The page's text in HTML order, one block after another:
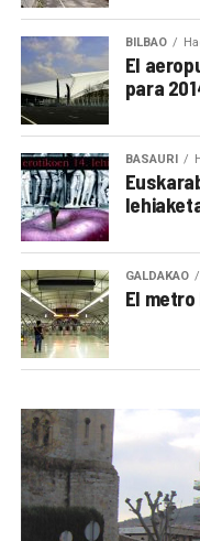
BILBAO
El
para
BASAURI
GALDAKAO
El